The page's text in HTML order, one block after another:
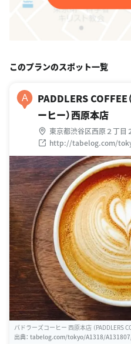
このプランのスポット一覧
A
PADDLERS COFFEE
ーヒー）西原本店
東京都渋谷区西原２丁目
http://tabelog.com/
パドラーズコーヒー 西原本店 （PADDLERS
出典： tabelog.com/tokyo/A1318/